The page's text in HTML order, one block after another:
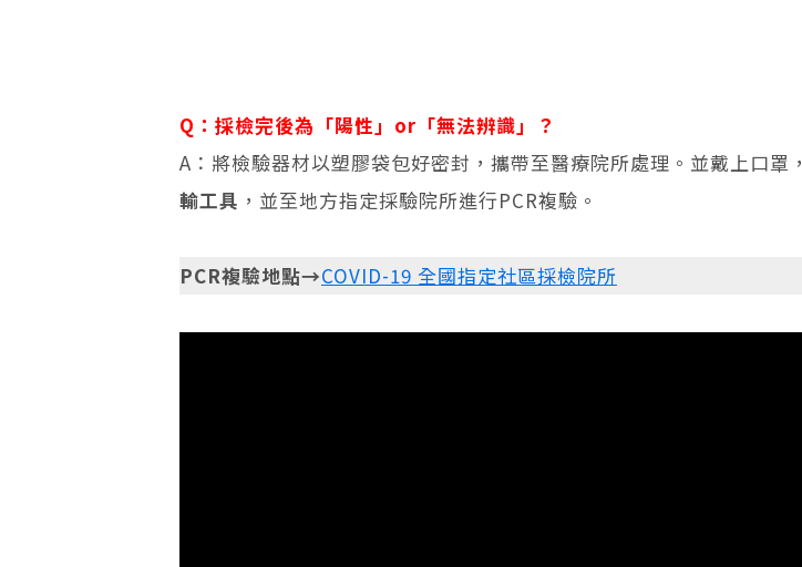
Q：採檢完後為「陽性」or「無法辨識」？
A：將檢驗器材以塑膠袋包好密封，攜帶至醫療院所處理。並戴上口罩，
輸工具 ，並至地方指定採驗院所進行PCR複驗。
PCR複驗地點→COVID-19 全國指定社區採檢院所